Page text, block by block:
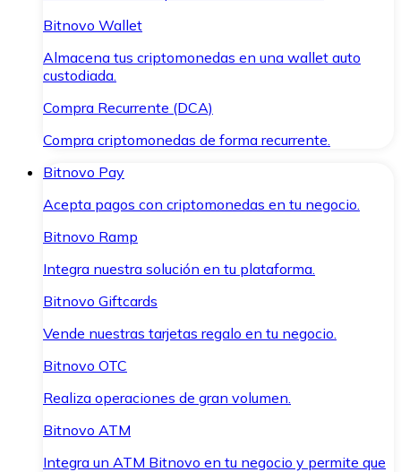
Bitnovo Wallet
Almacena tus criptomonedas en una wallet auto
custodiada.
Compra Recurrente (DCA)
Compra criptomonedas de forma recurrente.
Bitnovo Pay
Acepta pagos con criptomonedas en tu negocio.
Bitnovo Ramp
Integra nuestra solución en tu plataforma.
Bitnovo Giftcards
Vende nuestras tarjetas regalo en tu negocio.
Bitnovo OTC
Realiza operaciones de gran volumen.
Bitnovo ATM
Integra un ATM Bitnovo en tu negocio y permite que